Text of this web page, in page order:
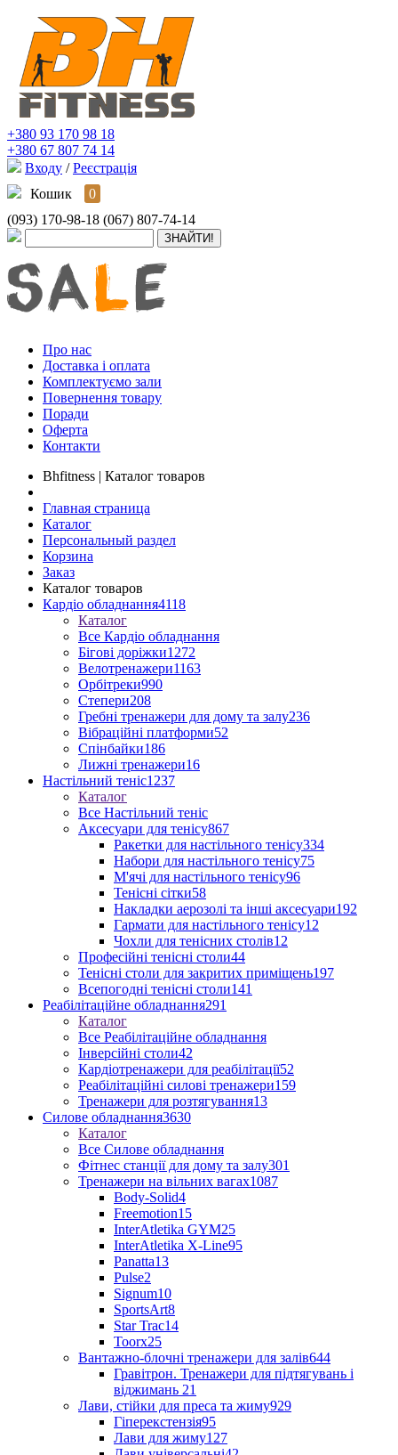
+380 93 170 98 18
+380 67 807 74 14
Входу / Реєстрація
Кошик
0
(093) 170-98-18 (067) 807-74-14
Про нас
Доставка і оплата
Комплектуємо зали
Повернення товару
Поради
Оферта
Контакти
Bhfitness | Каталог товаров
Главная страница
Каталог
Персональный раздел
Корзина
Заказ
Каталог товаров
Кардіо обладнання4118
Каталог
Все Кардіо обладнання
Бігові доріжки1272
Велотренажери1163
Орбітреки990
Степери208
Гребні тренажери для дому та залу236
Вібраційні платформи52
Спінбайки186
Лижні тренажери16
Настільний теніс1237
Каталог
Все Настільний теніс
Аксесуари для тенісу867
Ракетки для настільного тенісу334
Набори для настільного тенісу75
М'ячі для настільного тенісу96
Тенісні сітки58
Накладки аерозолі та інші аксесуари192
Гармати для настільного тенісу12
Чохли для тенісних столів12
Професійні тенісні столи44
Тенісні столи для закритих приміщень197
Всепогодні тенісні столи141
Реабілітаційне обладнання291
Каталог
Все Реабілітаційне обладнання
Інверсійні столи42
Кардіотренажери для реабілітації52
Реабілітаційні силові тренажери159
Тренажери для розтягування13
Силове обладнання3630
Каталог
Все Силове обладнання
Фітнес станції для дому та залу301
Тренажери на вільних вагах1087
Body-Solid4
Freemotion15
InterAtletika GYM25
InterAtletika X-Line95
Panatta13
Pulse2
Signum10
SportsArt8
Star Trac14
Toorx25
Вантажно-блочні тренажери для залів644
Гравітрон. Тренажери для підтягувань і
віджимань 21
Лави, стійки для преса та жиму929
Гіперекстензія95
Лави для жиму127